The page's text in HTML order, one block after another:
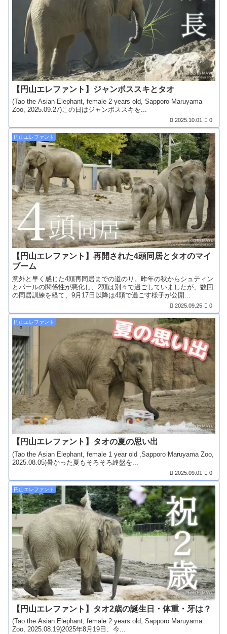
【円山エレファント】ジャンボススキとタオ
(Tao the Asian Elephant, female 2 years old, Sapporo Maruyama
Zoo, 2025.09.27)この日はジャンボススキを...
2025.10.01 0
円山エレファント
【円山エレファント】再開された4頭同居とタオのマイ
ブーム
意外と早く感じた4頭再同居までの道のり。昨年の秋からシュティン
とパールの関係性が悪化し、2頭は別々で過ごしていましたが、数回
の同居訓練を経て、9月17日以降は4頭で過ごす様子が公開...
2025.09.25 0
円山エレファント
【円山エレファント】タオの夏の思い出
(Tao the Asian Elephant, female 1 year old ,Sapporo Maruyama Zoo,
2025.08.05)暑かった夏もそろそろ終盤を...
2025.09.01 0
円山エレファント
【円山エレファント】タオ2歳の誕生日・体重・牙は？
(Tao the Asian Elephant, female 2 years old, Sapporo Maruyama
Zoo, 2025.08.19)2025年8月19日、今...